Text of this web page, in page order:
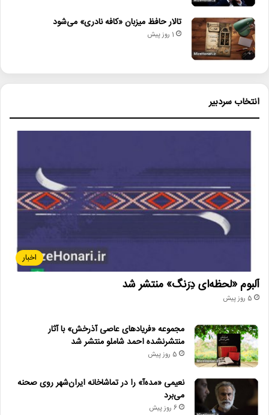
تالار حافظ میزبان «کافه نادری» می‌شود
1 روز پیش
انتخاب سردبیر
اخبار
آلبوم «لحظه‌ای دِرَنگ» منتشر شد
5 روز پیش
مجموعه «فریادهای عاصی آذرخش» با آثار
منتشرنشده احمد شاملو منتشر شد
5 روز پیش
نعیمی «مده‌آ» را در تماشاخانه ایران‌شهر روی صحنه
می‌برد
6 روز پیش